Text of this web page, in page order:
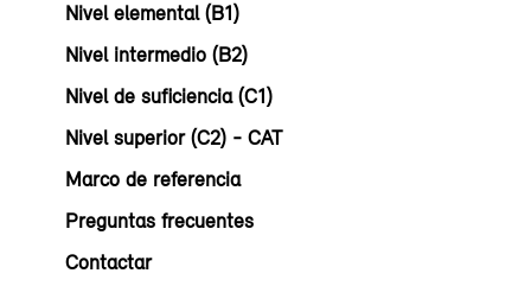
Nivel elemental (B1)
Nivel intermedio (B2)
Nivel de suficiencia (C1)
Nivel superior (C2) - CAT
Marco de referencia
Preguntas frecuentes
Contactar